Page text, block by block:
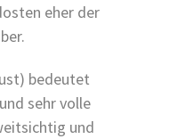
eher der
bedeutet
sehr volle
und